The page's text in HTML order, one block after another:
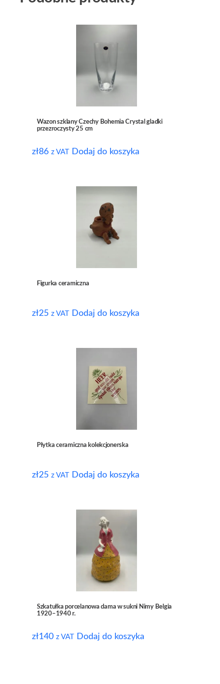
Wazon szklany Czechy Bohemia Crystal gladki
przezroczysty 25 cm
zł86 z VAT Dodaj do koszyka
Figurka ceramiczna
zł25 z VAT Dodaj do koszyka
Płytka ceramiczna kolekcjonerska
zł25 z VAT Dodaj do koszyka
Szkatułka porcelanowa dama w sukni Nimy Belgia
1920–1940 r.
zł140 z VAT Dodaj do koszyka